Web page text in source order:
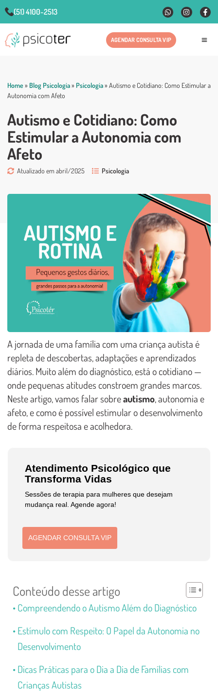
(51) 4100-2513
AGENDAR CONSULTA VIP
Home» Blog Psicologia» Psicologia» Autismo e Cotidiano: Como Estimular a
Autonomia com Afeto
Autismo e Cotidiano: Como
Estimular a Autonomia com
Afeto
Atualizado em abril/2025 Psicologia
A jornada de uma família com uma criança autista é
repleta de descobertas, adaptações e aprendizados
diários. Muito além do diagnóstico, está o cotidiano —
onde pequenas atitudes constroem grandes marcos.
Neste artigo, vamos falar sobreautismo, autonomia e
afeto, e como é possível estimular o desenvolvimento
de forma respeitosa e acolhedora.
Atendimento Psicológico que
Transforma Vidas
Sessões de terapia para mulheres que desejam
mudança real. Agende agora!
AGENDAR CONSULTA VIP
Conteúdo desse artigo
Compreendendo o Autismo Além do Diagnóstico
Estímulo com Respeito: O Papel da Autonomia no
Desenvolvimento
Dicas Práticas para o Dia a Dia de Famílias com
Crianças Autistas